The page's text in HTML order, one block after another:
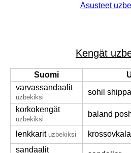
Asusteet
Kengät
Suomi
varvassandaalit
uzbekiksi
sohil
korkokengät
uzbekiksi
baland
lenkkarit uzbekiksi
sandaalit